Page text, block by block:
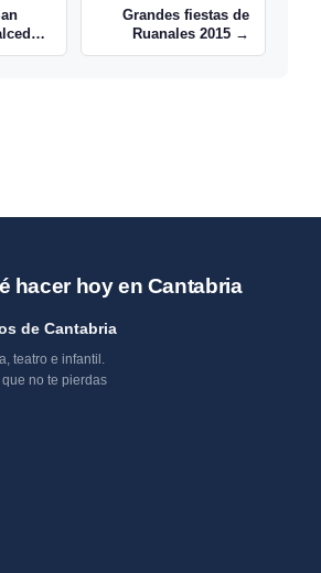
Grandes fiestas de
Ruanales 2015 →
hacer hoy en Cantabria
de Cantabria
teatro e infantil.
no te pierdas